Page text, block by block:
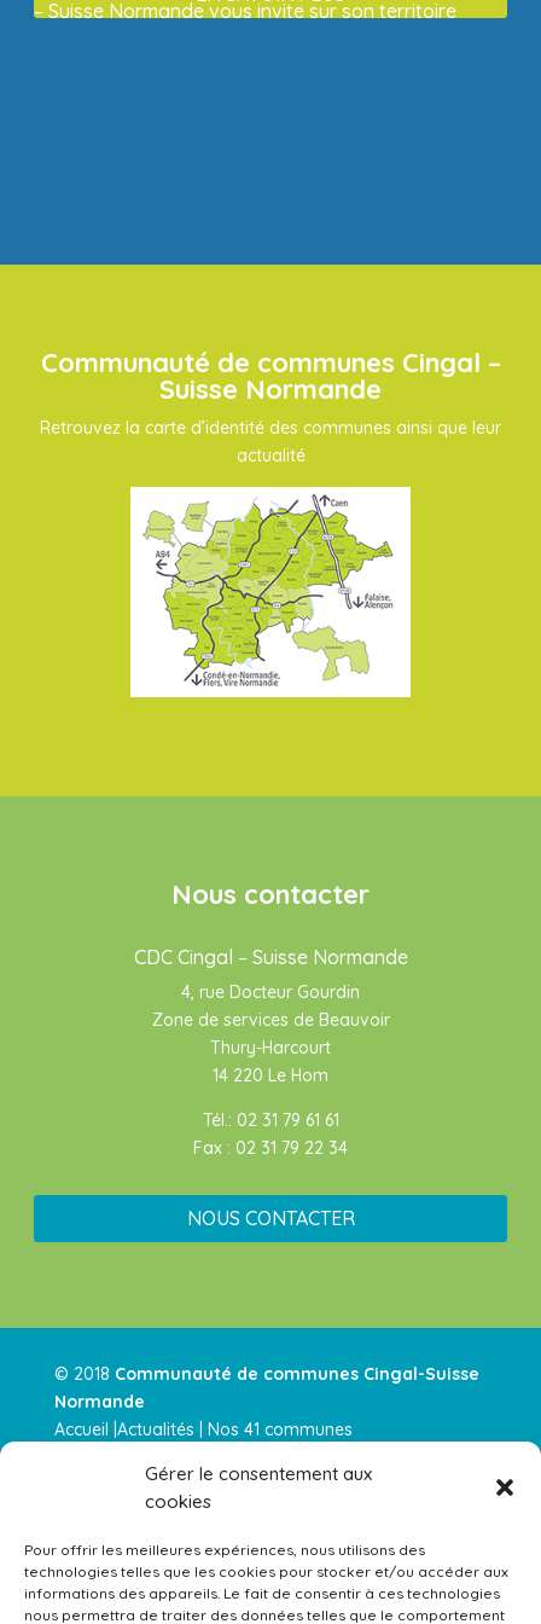
Gérer le consentement aux
cookies
Pour offrir les meilleures expériences, nous utilisons des
technologies telles que les cookies pour stocker et/ou accéder aux
informations des appareils. Le fait de consentir à ces technologies
nous permettra de traiter des données telles que le comportement
– Suisse Normande vous invite sur son territoire
Communauté de communes Cingal –
Suisse Normande
Retrouvez la carte d’identité des communes ainsi que leur
actualité
Nous contacter
CDC Cingal – Suisse Normande
4, rue Docteur Gourdin
Zone de services de Beauvoir
Thury-Harcourt
14 220 Le Hom
Tél.: 02 31 79 61 61
Fax : 02 31 79 22 34
NOUS CONTACTER
© 2018 Communauté de communes Cingal-Suisse
Normande
Accueil | Actualités
Nos 41 communes
Contactez-nous |
Actualités RSS–Mentions légales
Équipements gérés par la Communauté de